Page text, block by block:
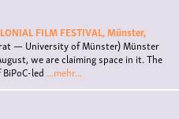
FILM FESTIVAL, Münster,
— University of Münster)Münster
we are claiming space in it. The
led ...mehr...